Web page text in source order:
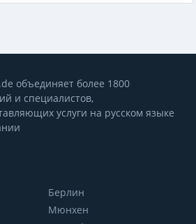
объединяет более 1800
и специалистов,
услуги на русском языке
Берлин
Мюнхен